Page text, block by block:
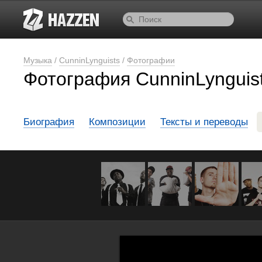
Музыка / CunninLynguists / Фотографии
Фотография
Биография Композиции Тексты и переводы